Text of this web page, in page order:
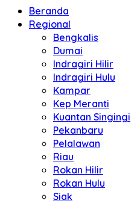
Beranda
Regional
Bengkalis
Dumai
Indragiri Hilir
Indragiri Hulu
Kampar
Kep Meranti
Kuantan Singingi
Pekanbaru
Pelalawan
Riau
Rokan Hilir
Rokan Hulu
Siak